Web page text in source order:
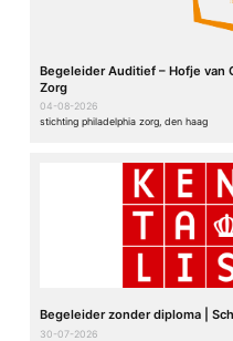
Begeleider Auditief – Hofje van
Zorg
04-08-2026
stichting philadelphia zorg, den haag
Begeleider zonder diploma |
30-07-2026